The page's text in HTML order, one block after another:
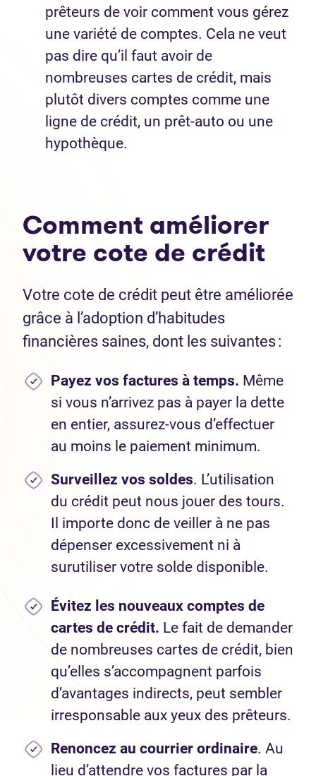
prêteurs de voir comment vous gérez
une variété de comptes. Cela ne veut
pas dire qu’il faut avoir de
nombreuses cartes de crédit, mais
plutôt divers comptes comme une
ligne de crédit, un prêt-auto ou une
hypothèque.
Comment améliorer
votre cote de crédit
Votre cote de crédit peut être améliorée
grâce à l’adoption d’habitudes
financières saines, dont les suivantes :
Payez vos factures à temps. Même
si vous n’arrivez pas à payer la dette
en entier, assurez-vous d’effectuer
au moins le paiement minimum.
Surveillez vos soldes. L’utilisation
du crédit peut nous jouer des tours.
Il importe donc de veiller à ne pas
dépenser excessivement ni à
surutiliser votre solde disponible.
Évitez les nouveaux comptes de
cartes de crédit. Le fait de demander
de nombreuses cartes de crédit, bien
qu’elles s’accompagnent parfois
d’avantages indirects, peut sembler
irresponsable aux yeux des prêteurs.
Renoncez au courrier ordinaire. Au
lieu d’attendre vos factures par la